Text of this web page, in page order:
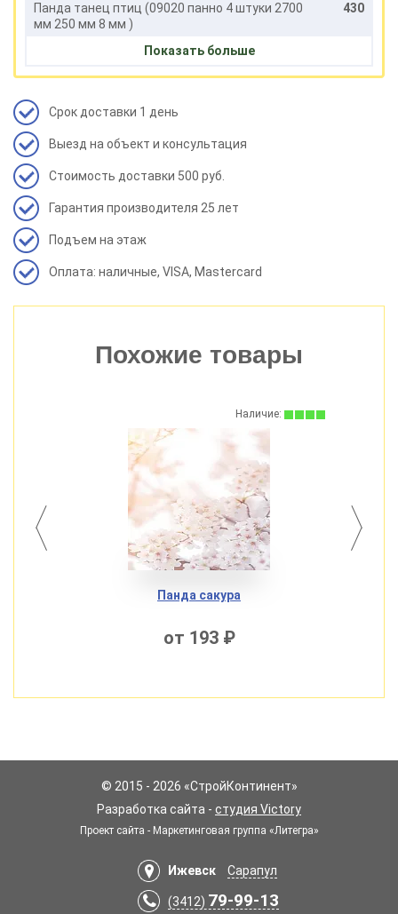
Панда танец птиц (09020 панно 4 штуки 2700
мм 250 мм 8 мм )
430
Панда танец птиц (09030 панно 4 штуки 2700
мм 250 мм 8 мм )
Показать больше
Срок доставки 1 день
Выезд на объект и консультация
Стоимость доставки 500 руб.
Гарантия производителя 25 лет
Подъем на этаж
Оплата: наличные, VISA, Mastercard
Похожие товары
Наличие:
Панда сакура
от 193 ₽
© 2015 - 2026 «СтройКонтинент»
Разработка сайта - студия Victory
Проект сайта - Маркетинговая группа «Литегра»
Ижевск Сарапул
(3412) 79-99-13